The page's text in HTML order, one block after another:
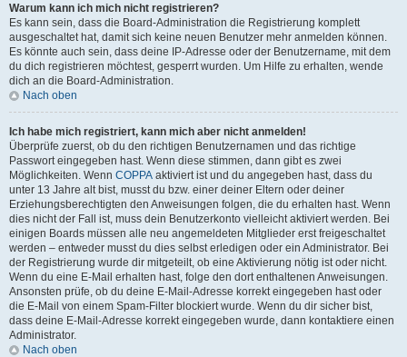
Warum kann ich mich nicht registrieren?
Es kann sein, dass die Board-Administration die Registrierung komplett
ausgeschaltet hat, damit sich keine neuen Benutzer mehr anmelden können.
Es könnte auch sein, dass deine IP-Adresse oder der Benutzername, mit dem
du dich registrieren möchtest, gesperrt wurden. Um Hilfe zu erhalten, wende
dich an die Board-Administration.
Nach oben
Ich habe mich registriert, kann mich aber nicht anmelden!
Überprüfe zuerst, ob du den richtigen Benutzernamen und das richtige
Passwort eingegeben hast. Wenn diese stimmen, dann gibt es zwei
Möglichkeiten. Wenn COPPA aktiviert ist und du angegeben hast, dass du
unter 13 Jahre alt bist, musst du bzw. einer deiner Eltern oder deiner
Erziehungsberechtigten den Anweisungen folgen, die du erhalten hast. Wenn
dies nicht der Fall ist, muss dein Benutzerkonto vielleicht aktiviert werden. Bei
einigen Boards müssen alle neu angemeldeten Mitglieder erst freigeschaltet
werden – entweder musst du dies selbst erledigen oder ein Administrator. Bei
der Registrierung wurde dir mitgeteilt, ob eine Aktivierung nötig ist oder nicht.
Wenn du eine E-Mail erhalten hast, folge den dort enthaltenen Anweisungen.
Ansonsten prüfe, ob du deine E-Mail-Adresse korrekt eingegeben hast oder
die E-Mail von einem Spam-Filter blockiert wurde. Wenn du dir sicher bist,
dass deine E-Mail-Adresse korrekt eingegeben wurde, dann kontaktiere einen
Administrator.
Nach oben